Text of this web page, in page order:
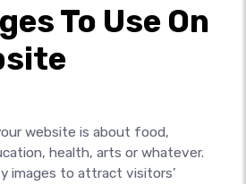
To Use On
website is about food,
health, arts or whatever.
images to attract visitors’